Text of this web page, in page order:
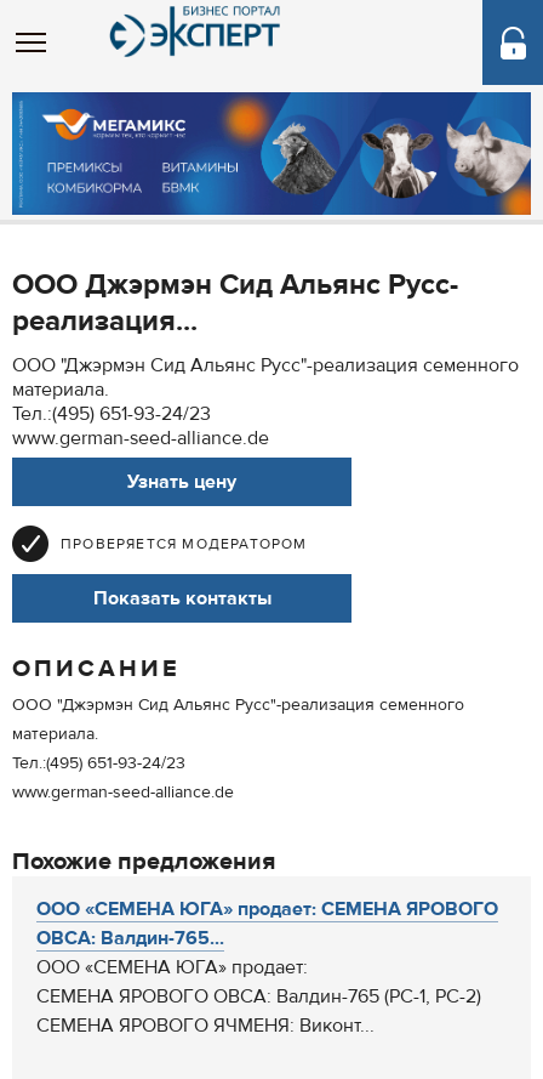
ООО Джэрмэн Сид Альянс Русс-
реализация...
ООО "Джэрмэн Сид Альянс Русс"-реализация семенного
материала.
Тел.:(495) 651-93-24/23
www.german-seed-alliance.de
Узнать цену
ПРОВЕРЯЕТСЯ МОДЕРАТОРОМ
Показать контакты
ОПИСАНИЕ
ООО "Джэрмэн Сид Альянс Русс"-реализация семенного
материала.
Тел.:(495) 651-93-24/23
www.german-seed-alliance.de
Похожие предложения
ООО «СЕМЕНА ЮГА» продает: СЕМЕНА ЯРОВОГО
ОВСА: Валдин-765...
ООО «СЕМЕНА ЮГА» продает:
СЕМЕНА ЯРОВОГО ОВСА: Валдин-765 (РС-1, РС-2)
СЕМЕНА ЯРОВОГО ЯЧМЕНЯ: Виконт...